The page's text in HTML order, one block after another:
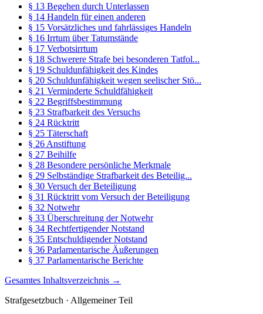
§ 13 Begehen durch Unterlassen
§ 14 Handeln für einen anderen
§ 15 Vorsätzliches und fahrlässiges Handeln
§ 16 Irrtum über Tatumstände
§ 17 Verbotsirrtum
§ 18 Schwerere Strafe bei besonderen Tatfol...
§ 19 Schuldunfähigkeit des Kindes
§ 20 Schuldunfähigkeit wegen seelischer Stö...
§ 21 Verminderte Schuldfähigkeit
§ 22 Begriffsbestimmung
§ 23 Strafbarkeit des Versuchs
§ 24 Rücktritt
§ 25 Täterschaft
§ 26 Anstiftung
§ 27 Beihilfe
§ 28 Besondere persönliche Merkmale
§ 29 Selbständige Strafbarkeit des Beteilig...
§ 30 Versuch der Beteiligung
§ 31 Rücktritt vom Versuch der Beteiligung
§ 32 Notwehr
§ 33 Überschreitung der Notwehr
§ 34 Rechtfertigender Notstand
§ 35 Entschuldigender Notstand
§ 36 Parlamentarische Äußerungen
§ 37 Parlamentarische Berichte
Gesamtes Inhaltsverzeichnis →
Strafgesetzbuch · Allgemeiner Teil